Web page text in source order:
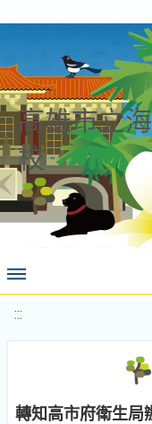
高雄市立
校
:::
轉知高市府衛生局